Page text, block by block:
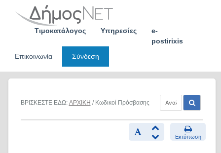
Τιμοκατάλογος Υπηρεσίες
e-
postirixis
Επικοινωνία
Σύνδεση
ΒΡΙΣΚΕΣΤΕ ΕΔΩ: ΑΡΧΙΚΗ / Κωδικοί Πρόσβασης
Εκτύπωση